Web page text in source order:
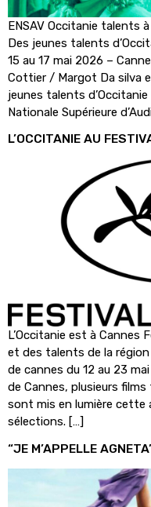
ENSAV Occitanie talents
Des jeunes talents
15 au 17 mai 2026 –
Cottier / Margot Da silva
jeunes talents
Nationale Supérieure
L’OCCITANIE AU
L’Occitanie est à Cannes
et des talents de la
de cannes du 12 au 23
de Cannes, plusieurs
sont mis en lumière cette
sélections. […]
“JE M’APPELLE